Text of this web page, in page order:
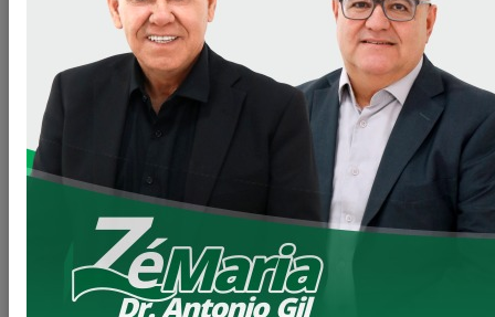
CD-010-22-Exames-de-
ultrassonografia.doc
Clique para
baixar
LEIA MAIS